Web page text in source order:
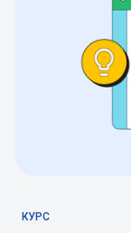
КУРС